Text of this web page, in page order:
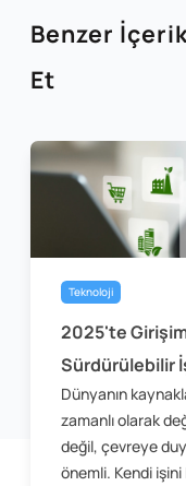
Benzer
Et
Teknoloji
2025'te
Sürdürülebilir
Dünyanın
zamanlı olarak
değil, çevreye
önemli. Kendi